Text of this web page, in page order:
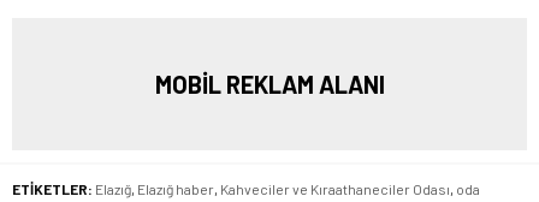
MOBİL REKLAM ALANI
ETİKETLER: Elazığ, Elazığ haber, Kahveciler ve Kıraathaneciler Odası, oda